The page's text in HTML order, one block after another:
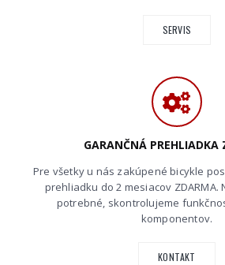
SERVIS
GARANČNÁ PREHLIADKA
Pre všetky u nás zakúpené bicykle
prehliadku do 2 mesiacov ZDARMA.
potrebné, skontrolujeme
komponentov.
KONTAKT